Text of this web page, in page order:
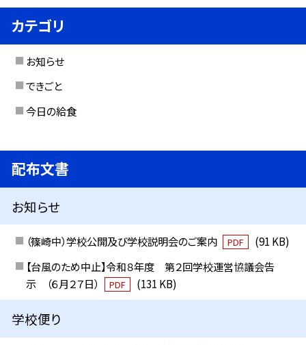
カテゴリ
お知らせ
できごと
今日の給食
配布文書
お知らせ
（篠崎中）学校公開及び学校説明会のご案内 PDF
(91 KB)
【台風のため中止】令和８年度 第２回学校運営協議会告
示 （６月２７日）
PDF (131 KB)
学校便り